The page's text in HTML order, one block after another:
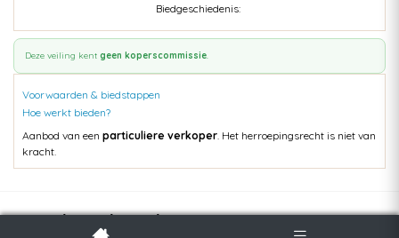
Biedgeschiedenis:
Deze veiling kent geen koperscommissie.
Voorwaarden & biedstappen
Hoe werkt bieden?
Aanbod van een particuliere verkoper . Het herroepingsrecht is niet van
kracht.
Populaire kavels